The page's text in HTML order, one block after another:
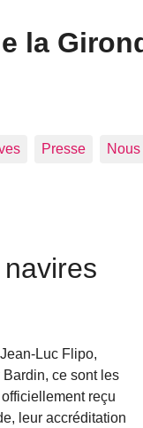
la
Presse
Luc Flipo,
ce sont les
reçu
leur accréditation